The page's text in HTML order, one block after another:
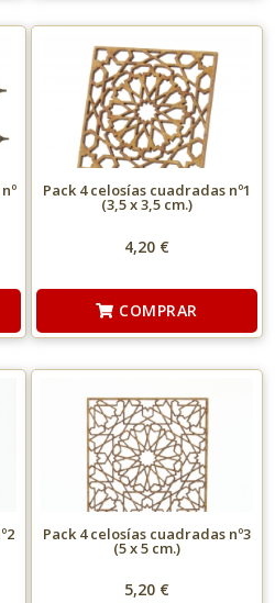
Pack 4 celosías cuadradas nº1
(3,5 x 3,5 cm.)
4,20 €
COMPRAR
Pack 4 celosías cuadradas nº3
(5 x 5 cm.)
5,20 €